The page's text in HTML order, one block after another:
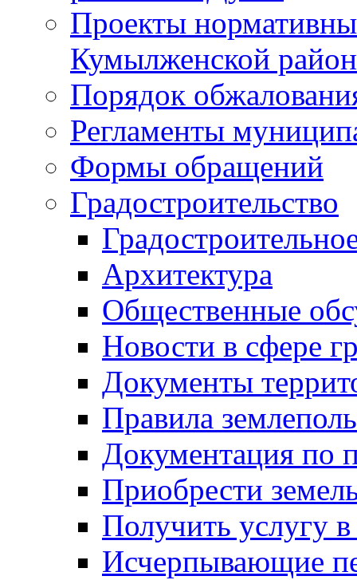
Проекты
Кумылженской
Порядок
Регламенты
Формы обращений
Градостроительство
Архитектура
Общественные
Новости в сфере
Документы
Правила
Документация по
Приобрести
Получить услугу в
Исчерпывающие